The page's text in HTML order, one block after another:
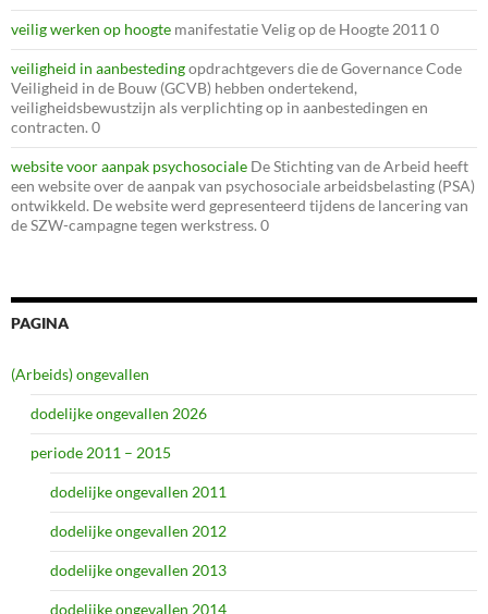
veilig werken op hoogte manifestatie Velig op de Hoogte 2011 0
veiligheid in aanbestedingopdrachtgevers die de Governance Code
Veiligheid in de Bouw (GCVB) hebben ondertekend,
veiligheidsbewustzijn als verplichting op in aanbestedingen en
contracten. 0
website voor aanpak psychosociale De Stichting van de Arbeid heeft
een website over de aanpak van psychosociale arbeidsbelasting (PSA)
ontwikkeld. De website werd gepresenteerd tijdens de lancering van
de SZW-campagne tegen werkstress. 0
PAGINA
(Arbeids) ongevallen
dodelijke ongevallen 2026
periode 2011 – 2015
dodelijke ongevallen 2011
dodelijke ongevallen 2012
dodelijke ongevallen 2013
dodelijke ongevallen 2014